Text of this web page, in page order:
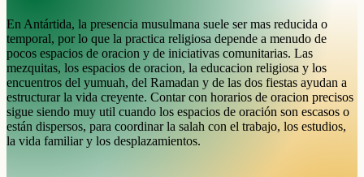
En Antártida, la presencia musulmana suele ser mas reducida o
temporal, por lo que la practica religiosa depende a menudo de
pocos espacios de oracion y de iniciativas comunitarias. Las
mezquitas, los espacios de oracion, la educacion religiosa y los
encuentros del yumuah, del Ramadan y de las dos fiestas ayudan a
estructurar la vida creyente. Contar con horarios de oracion precisos
sigue siendo muy util cuando los espacios de oración son escasos o
están dispersos, para coordinar la salah con el trabajo, los estudios,
la vida familiar y los desplazamientos.